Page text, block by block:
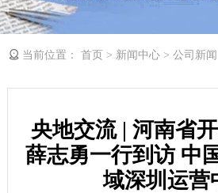
当前位置： 首页 > 新闻中心 > 公司新闻
央地交流 | 河南省
薛志勇一行到访 中
域深圳运营